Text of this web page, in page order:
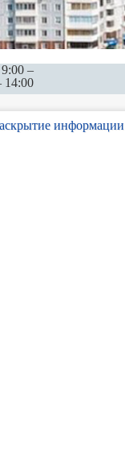
–
14:00
информации